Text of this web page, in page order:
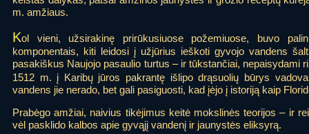
m. amžiaus.
Kol vieni, užsirakinę prirūkusiuose požemiuose, buvo
komponentais, kiti leidosi į užjūrius ieškoti gyvojo vandens
pasakiškus Naujojo pasaulio turtus – ir tūkstančiai, nepaisydami
1512 m. į Karibų jūros pakrantę išlipo drąsuolių būrys
vandens jie nerado, bet gali pasiguosti, kad įėjo į istoriją kaip
Prabėgo amžiai, naivius tikėjimus keitė mokslinės teorijos – ir
vėl pasklido kalbos apie gyvąjį vandenį ir jaunystės eliksyrą.